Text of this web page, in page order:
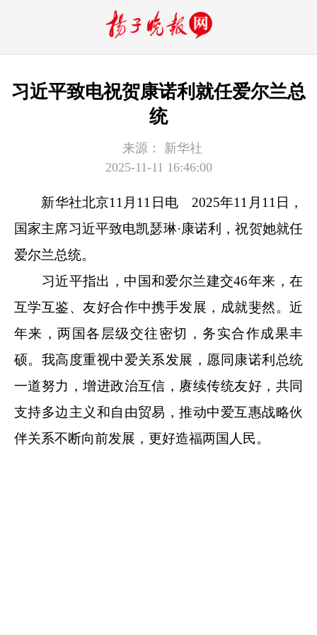
习近平致电祝贺康诺利就任爱尔兰总
统
来源：
新华社
2025-11-11 16:46:00
新华社北京11月11日电 2025年11月11日，
国家主席习近平致电凯瑟琳·康诺利，祝贺她就任
爱尔兰总统。
习近平指出，中国和爱尔兰建交46年来，在
互学互鉴、友好合作中携手发展，成就斐然。近
年来，两国各层级交往密切，务实合作成果丰
硕。我高度重视中爱关系发展，愿同康诺利总统
一道努力，增进政治互信，赓续传统友好，共同
支持多边主义和自由贸易，推动中爱互惠战略伙
伴关系不断向前发展，更好造福两国人民。